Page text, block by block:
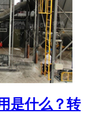
是什么？转